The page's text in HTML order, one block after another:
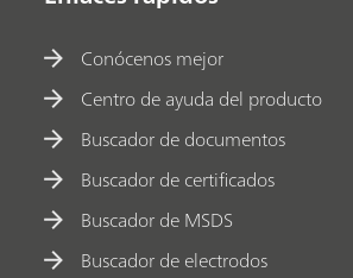
Conócenos mejor
Centro de ayuda del producto
Buscador de documentos
Buscador de certificados
Buscador de MSDS
Buscador de electrodos